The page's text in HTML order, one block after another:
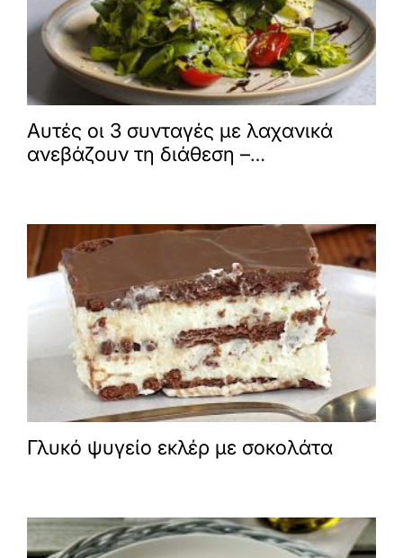
Αυτές οι 3 συνταγές με λαχανικά
ανεβάζουν τη διάθεση –
Γλυκό ψυγείο εκλέρ με σοκολάτα